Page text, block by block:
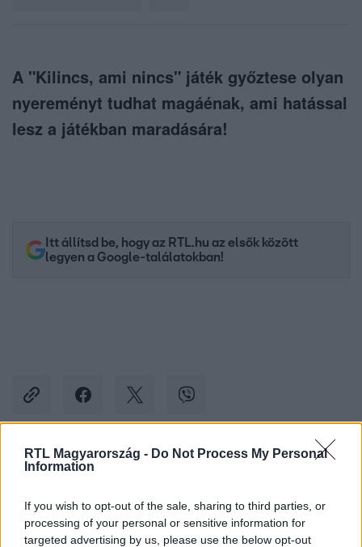
RTL Magyarország - Do Not Process My Personal
Information
If you wish to opt-out of the sale, sharing to third parties, or
processing of your personal or sensitive information for
targeted advertising by us, please use the below opt-out
A "Kilincs, ami nincs" játék győztese olyan
nyereményt tudhat magáénak, ami hatással
lesz a játékban maradására!
Itt állítsd be, hogy az RTL.hu az elsők között
legyen a Google-találatokban!
Kövess minket, és értesülj a friss hírekről a
Követem